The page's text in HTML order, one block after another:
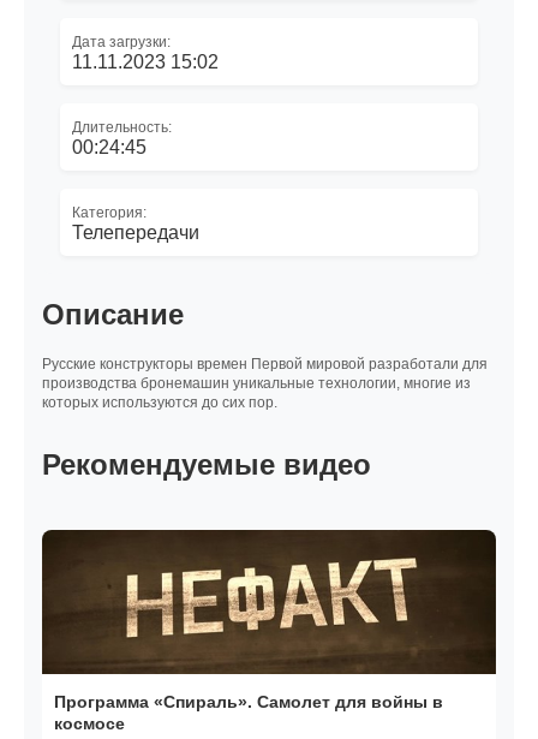
Дата загрузки:
11.11.2023 15:02
Длительность:
00:24:45
Категория:
Телепередачи
Описание
Русские конструкторы времен Первой мировой разработали для
производства бронемашин уникальные технологии, многие из
которых используются до сих пор.
Рекомендуемые видео
Программа «Спираль». Самолет для войны в
космосе